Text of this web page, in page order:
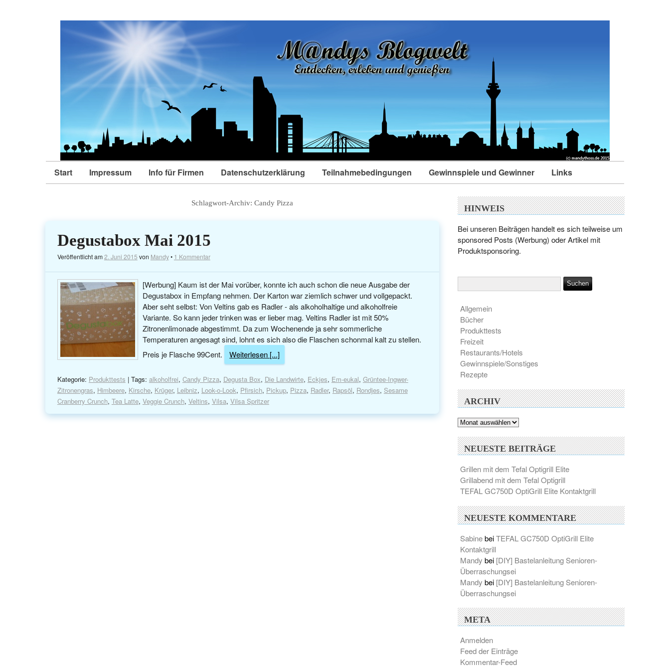
Start Impressum Info für Firmen Datenschutzerklärung Teilnahmebedingungen Gewinnspiele und Gewinner Links
Schlagwort-Archiv:Candy Pizza
Degustabox Mai 2015
Veröffentlicht am2. Juni 2015 von Mandy• 1 Kommentar
[Werbung] Kaum ist der Mai vorüber, konnte ich auch schon die neue Ausgabe der
Degustabox in Empfang nehmen. Der Karton war ziemlich schwer und vollgepackt.
Aber seht selbst: Von Veltins gab es Radler - als alkoholhaltige und alkoholfreie
Variante. So kann jeder trinken was er lieber mag. Veltins Radler ist mit 50%
Zitronenlimonade abgestimmt. Da zum Wochenende ja sehr sommerliche
Temperaturen angesagt sind, lohnt es sich also die Flaschen schonmal kalt zu stellen.
Preis je Flasche 99Cent.
Weiterlesen [...]
Kategorie: Produkttests | Tags: alkoholfrei, Candy Pizza, Degusta Box, Die Landwirte, Eckjes, Em-eukal, Grüntee-Ingwer-
Zitronengras, Himbeere, Kirsche, Krüger, Leibniz, Look-o-Look, Pfirsich, Pickup, Pizza, Radler, Rapsöl, Rondjes, Sesame
Cranberry Crunch, Tea Latte, Veggie Crunch, Veltins, Vilsa, Vilsa Spritzer
HINWEIS
Bei unseren Beiträgen handelt es sich teilweise um
sponsored Posts (Werbung) oder Artikel mit
Produktsponsoring.
Allgemein
Bücher
Produkttests
Freizeit
Restaurants/Hotels
Gewinnspiele/Sonstiges
Rezepte
ARCHIV
Archiv
NEUESTE BEITRÄGE
Grillen mit dem Tefal Optigrill Elite
Grillabend mit dem Tefal Optigrill
TEFAL GC750D OptiGrill Elite Kontaktgrill
NEUESTE KOMMENTARE
SabinebeiTEFAL GC750D OptiGrill Elite
Kontaktgrill
Mandy bei [DIY] Bastelanleitung Senioren-
Überraschungsei
Mandy bei [DIY] Bastelanleitung Senioren-
Überraschungsei
META
Anmelden
Feed der Einträge
Kommentar-Feed